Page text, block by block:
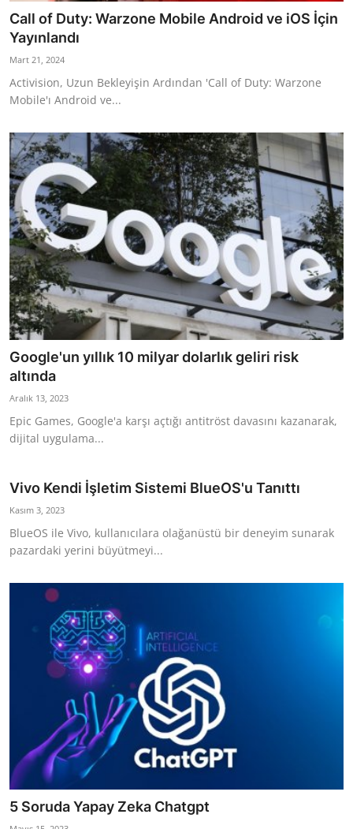
Call of Duty: Warzone Mobile Android ve iOS İçin
Yayınlandı
Mart 21, 2024
Activision, Uzun Bekleyişin Ardından 'Call of Duty: Warzone
Mobile'ı Android ve...
Google'un yıllık 10 milyar dolarlık geliri risk
altında
Aralık 13, 2023
Epic Games, Google'a karşı açtığı antitröst davasını kazanarak,
dijital uygulama...
Vivo Kendi İşletim Sistemi BlueOS'u Tanıttı
Kasım 3, 2023
BlueOS ile Vivo, kullanıcılara olağanüstü bir deneyim sunarak
pazardaki yerini büyütmeyi...
5 Soruda Yapay Zeka Chatgpt